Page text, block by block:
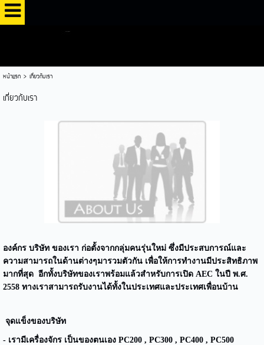
หน้าแรก> เกี่ยวกับเรา
เกี่ยวกับเรา
องค์กร บริษัท ของเรา ก่อตั้งจากกลุ่มคนรุ่นใหม่ ซึ่งมีประสบการณ์และ
ความสามารถในด้านต่างๆมารวมตัวกัน เพื่อให้การทำงานมีประสิทธิภาพ
มากที่สุด อีกทั้งบริษัทของเราพร้อมแล้วสำหรับการเปิด AEC ในปี พ.ศ.
2558 ทางเราสามารถรับงานได้ทั้งในประเทศและประเทศเพื่อนบ้าน
จุดแข็งของบริษัท
- เรามีเครื่องจักร เป็นของตนเอง PC200 , PC300 , PC400 , PC500